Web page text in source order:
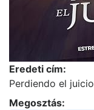
Eredeti cím:
Perdiendo el juicio
Megosztás: